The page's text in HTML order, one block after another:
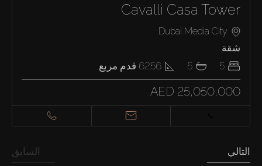
Cavalli Casa Tower
Dubai Media City
شقة
5
5
6256 قدم مربع
AED 25,050,000
السابق التالي